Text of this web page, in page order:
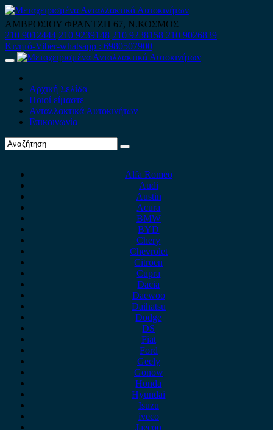
Skip
to
content
ΑΜΒΡΟΣΙΟΥ ΦΡΑΝΤΖΗ 67, Ν.ΚΟΣΜΟΣ
210 9012444 210 9239148 210 9238158 210 9026839
Κινητό-Viber-whatsapp : 6980507900
Primary
Αρχική Σελίδα
Ποιοί είμαστε
Ανταλλακτικά Αυτοκινήτων
Επικοινωνία
Alfa Romeo
Audi
Austin
Acura
BMW
BYD
Chery
Chevrolet
Citroen
Cupra
Dacia
Daewoo
Daihatsu
Dodge
DS
Fiat
Ford
Geely
Gonow
Honda
Hyundai
Isuzu
iveco
Jaecoo